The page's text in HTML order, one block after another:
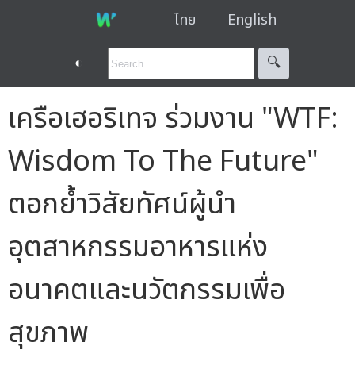
ไทย English
◐ 🔍︎
เครือเฮอริเทจ ร่วมงาน "WTF:
Wisdom To The Future"
ตอกย้ำวิสัยทัศน์ผู้นำ
อุตสาหกรรมอาหารแห่ง
อนาคตและนวัตกรรมเพื่อ
สุขภาพ